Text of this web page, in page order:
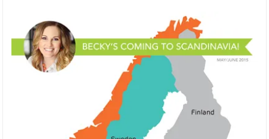
Planner glede hos HOBBYKUNST
Pynt flotte bordkort til jul!
Hva gjør vi med alle bildene???